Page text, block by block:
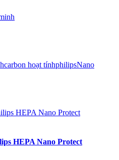
carbon hoạt tínhphilipsNano
HEPA Nano Protect